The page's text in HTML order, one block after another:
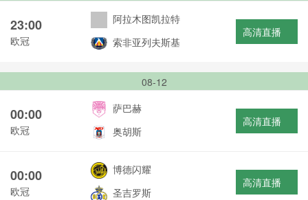
23:00
欧冠
阿拉木图凯拉特
索非亚列夫斯基
高清直播
08-12
00:00
欧冠
萨巴赫
奥胡斯
高清直播
00:00
欧冠
博德闪耀
圣吉罗斯
高清直播